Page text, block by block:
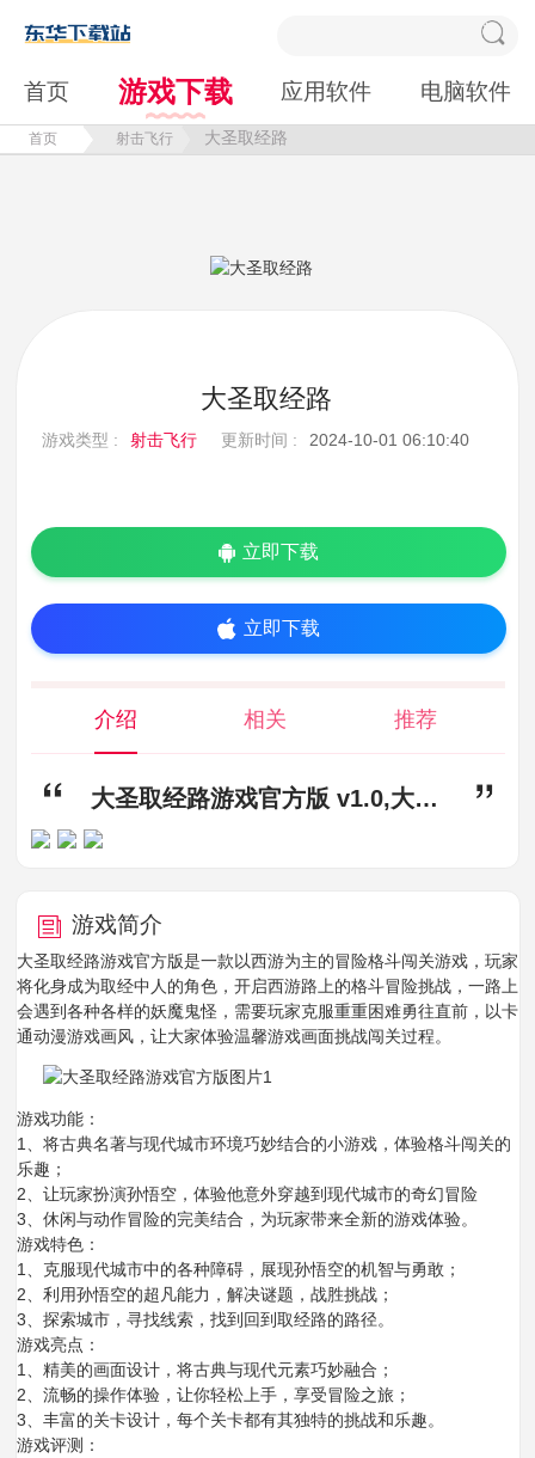
首页 游戏下载 应用软件 电脑软件
首页 射击飞行 大圣取经路
大圣取经路
游戏类型 : 射击飞行 更新时间 : 2024-10-01 06:10:40
立即下载
立即下载
介绍 相关 推荐
大圣取经路游戏官方版 v1.0,大圣取经路游戏下载,大圣取经路游戏官方版
游戏简介
大圣取经路游戏官方版是一款以西游为主的冒险格斗闯关游戏，玩家
将化身成为取经中人的角色，开启西游路上的格斗冒险挑战，一路上
会遇到各种各样的妖魔鬼怪，需要玩家克服重重困难勇往直前，以卡
通动漫游戏画风，让大家体验温馨游戏画面挑战闯关过程。
游戏功能：
1、将古典名著与现代城市环境巧妙结合的小游戏，体验格斗闯关的
乐趣；
2、让玩家扮演孙悟空，体验他意外穿越到现代城市的奇幻冒险
3、休闲与动作冒险的完美结合，为玩家带来全新的游戏体验。
游戏特色：
1、克服现代城市中的各种障碍，展现孙悟空的机智与勇敢；
2、利用孙悟空的超凡能力，解决谜题，战胜挑战；
3、探索城市，寻找线索，找到回到取经路的路径。
游戏亮点：
1、精美的画面设计，将古典与现代元素巧妙融合；
2、流畅的操作体验，让你轻松上手，享受冒险之旅；
3、丰富的关卡设计，每个关卡都有其独特的挑战和乐趣。
游戏评测：